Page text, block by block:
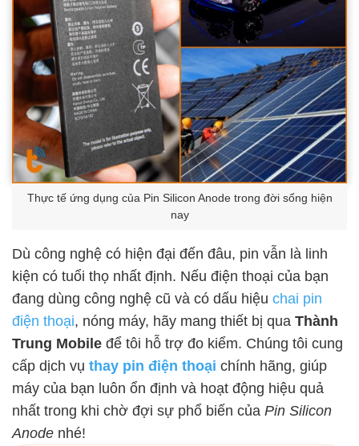
Thực tế ứng dụng của Pin Silicon Anode trong đời sống hiện
nay
Dù công nghệ có hiện đại đến đâu, pin vẫn là linh
kiện có tuổi thọ nhất định. Nếu điện thoại của bạn
đang dùng công nghệ cũ và có dấu hiệu chai pin
điện thoại, nóng máy, hãy mang thiết bị qua Thành
Trung Mobile để tôi hỗ trợ đo kiểm. Chúng tôi cung
cấp dịch vụ thay pin điện thoại chính hãng, giúp
máy của bạn luôn ổn định và hoạt động hiệu quả
nhất trong khi chờ đợi sự phổ biến của Pin Silicon
Anode nhé!